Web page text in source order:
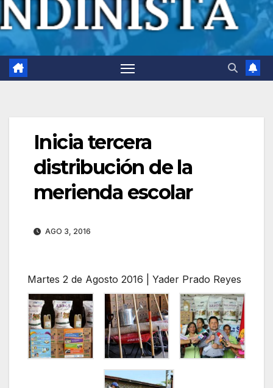
Inicia tercera
distribución de la
merienda escolar
AGO 3, 2016
Martes 2 de Agosto 2016 | Yader Prado Reyes